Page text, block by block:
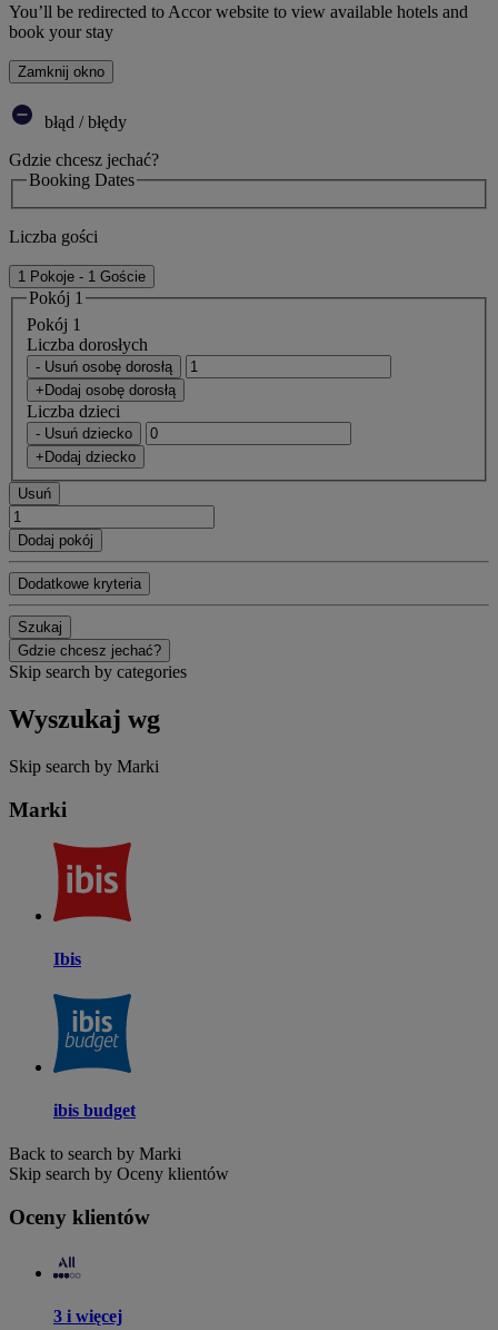
You’ll be redirected to Accor website to view available hotels and
book your stay
Zamknij okno
błąd / błędy
Gdzie chcesz jechać?
Booking Dates
Liczba gości
1 Pokoje - 1 Goście
Pokój 1
Pokój 1
Liczba dorosłych
- Usuń osobę dorosłą
+Dodaj osobę dorosłą
Liczba dzieci
- Usuń dziecko
+Dodaj dziecko
Usuń
Dodaj pokój
Dodatkowe kryteria
Szukaj
Gdzie chcesz jechać?
Skip search by categories
Wyszukaj wg
Skip search by Marki
Marki
Ibis
ibis budget
Back to search by Marki
Skip search by Oceny klientów
Oceny klientów
3 i więcej